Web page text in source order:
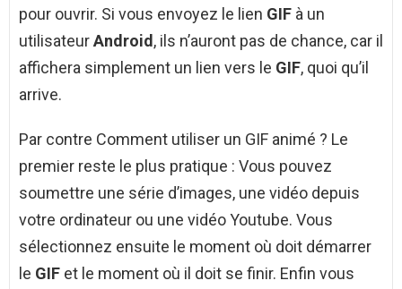
pour ouvrir. Si vous envoyez le lien GIF à un
utilisateurAndroid, ils n’auront pas de chance, car il
affichera simplement un lien vers le GIF, quoi qu’il
arrive.
Par contre Comment utiliser un GIF animé ? Le
premier reste le plus pratique : Vous pouvez
soumettre une série d’images, une vidéo depuis
votre ordinateur ou une vidéo Youtube. Vous
sélectionnez ensuite le moment où doit démarrer
le GIF et le moment où il doit se finir. Enfin vous